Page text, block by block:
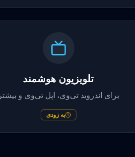
تلویزیون هوشمند
برای اندروید تی‌وی، اپل تی‌وی و بیشتر
به زودی